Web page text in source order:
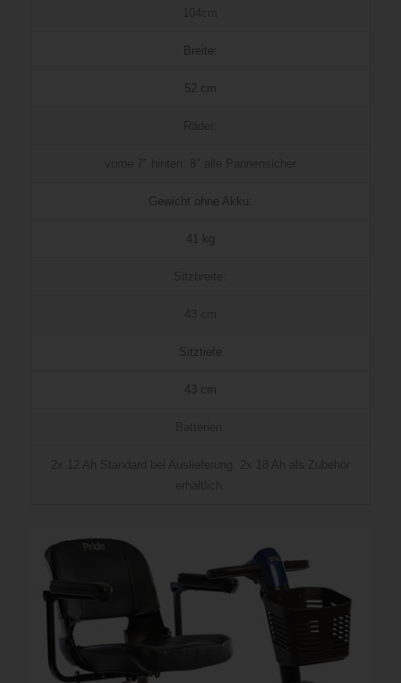
Breite:
52 cm
Gewicht ohne Akku:
41 kg
Sitztiefe
43 cm